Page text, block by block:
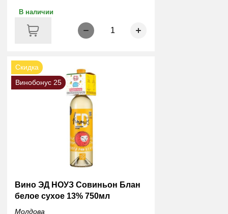
В наличии
1
Скидка
Винобонус 25
Вино ЭД НОУЗ Совиньон Блан
белое сухое 13% 750мл
Молдова